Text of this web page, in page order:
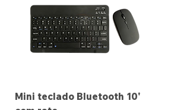
Mini teclado Bluetooth 10'